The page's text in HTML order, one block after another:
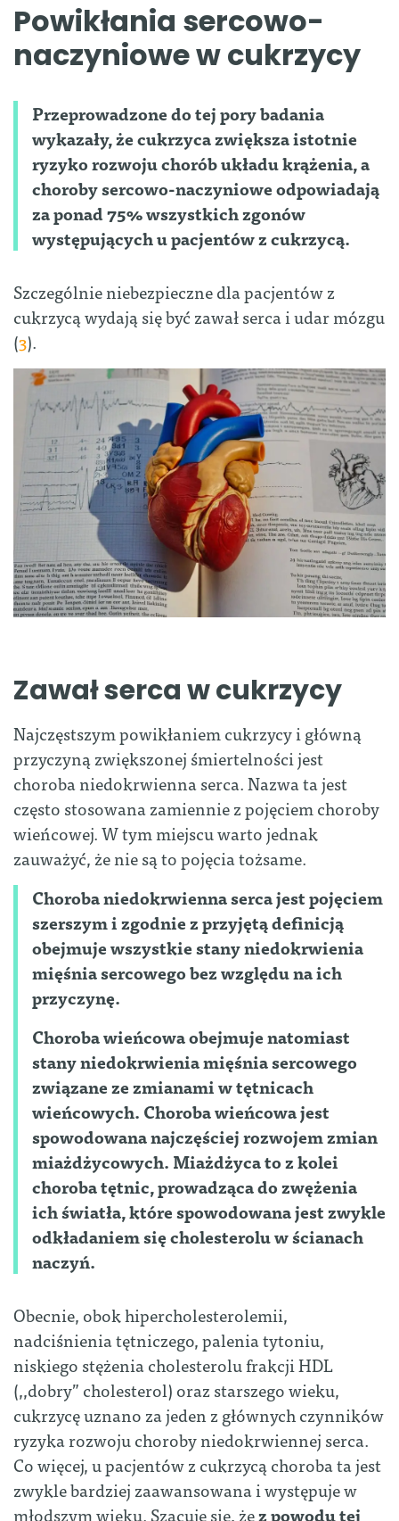
Powikłania sercowo-
naczyniowe w cukrzycy
Przeprowadzone do tej pory badania
wykazały, żecukrzyca zwiększa istotnie
ryzyko rozwoju chorób układu krążenia,a
choroby sercowo-naczyniowe odpowiadają
za ponad 75% wszystkich zgonów
występujących u pacjentów z cukrzycą.
Szczególnie niebezpieczne dla pacjentów z
cukrzycą wydają się być zawał serca i udar mózgu
(3).
Zawał serca w cukrzycy
Najczęstszym powikłaniem cukrzycy i główną
przyczyną zwiększonej śmiertelności jest
choroba niedokrwienna serca. Nazwa ta jest
często stosowana zamiennie z pojęciem choroby
wieńcowej. W tym miejscu warto jednak
zauważyć, że nie są to pojęcia tożsame.
Choroba niedokrwienna serca jest pojęciem
szerszym i zgodnie z przyjętą definicją
obejmuje wszystkie stany niedokrwienia
mięśnia sercowego bez względu na ich
przyczynę.
Choroba wieńcowa obejmuje natomiast
stany niedokrwienia mięśnia sercowego
związane ze zmianami w tętnicach
wieńcowych. Choroba wieńcowa jest
spowodowana najczęściej rozwojem zmian
miażdżycowych. Miażdżyca to z kolei
choroba tętnic, prowadząca do zwężenia
ich światła, które spowodowana jest zwykle
odkładaniem się cholesterolu w ścianach
naczyń.
Obecnie, obok hipercholesterolemii,
nadciśnienia tętniczego, palenia tytoniu,
niskiego stężenia cholesterolu frakcji HDL
(,,dobry” cholesterol) oraz starszego wieku,
cukrzycę uznano za jeden z głównych czynników
ryzyka rozwoju choroby niedokrwiennej serca.
Co więcej, u pacjentów z cukrzycą choroba ta jest
zwykle bardziej zaawansowana i występuje w
młodszym wieku. Szacuje się, żez powodu tej